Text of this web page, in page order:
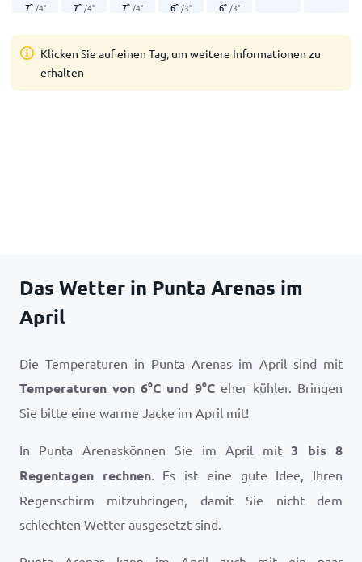
7° /4° 7° /4° 7° /4° 6° /3° 6° /3°
Klicken Sie auf einen Tag, um weitere Informationen zu
erhalten
Das Wetter in Punta Arenas im
April
Die Temperaturen in Punta Arenas im April sind mit
Temperaturen von 6°C und 9°C eher kühler. Bringen
Sie bitte eine warme Jacke im April mit!
In Punta Arenaskönnen Sie im April mit3 bis 8
Regentagen rechnen. Es ist eine gute Idee, Ihren
Regenschirm mitzubringen, damit Sie nicht dem
schlechten Wetter ausgesetzt sind.